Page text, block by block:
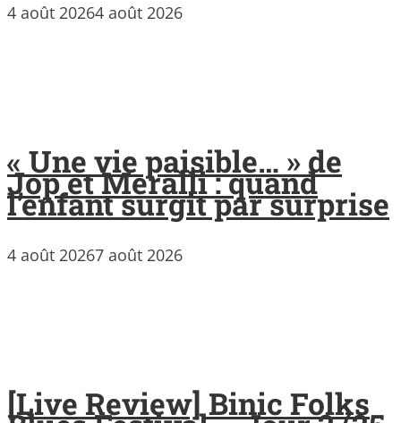
4 août 20264 août 2026
« Une vie paisible… » de
Jop et Meralli : quand
l’enfant surgit par surprise
4 août 20267 août 2026
[Live Review] Binic Folks